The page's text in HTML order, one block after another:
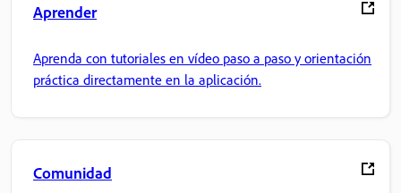
Aprender
Aprenda con tutoriales en vídeo paso a paso y orientación
práctica directamente en la aplicación.
Comunidad